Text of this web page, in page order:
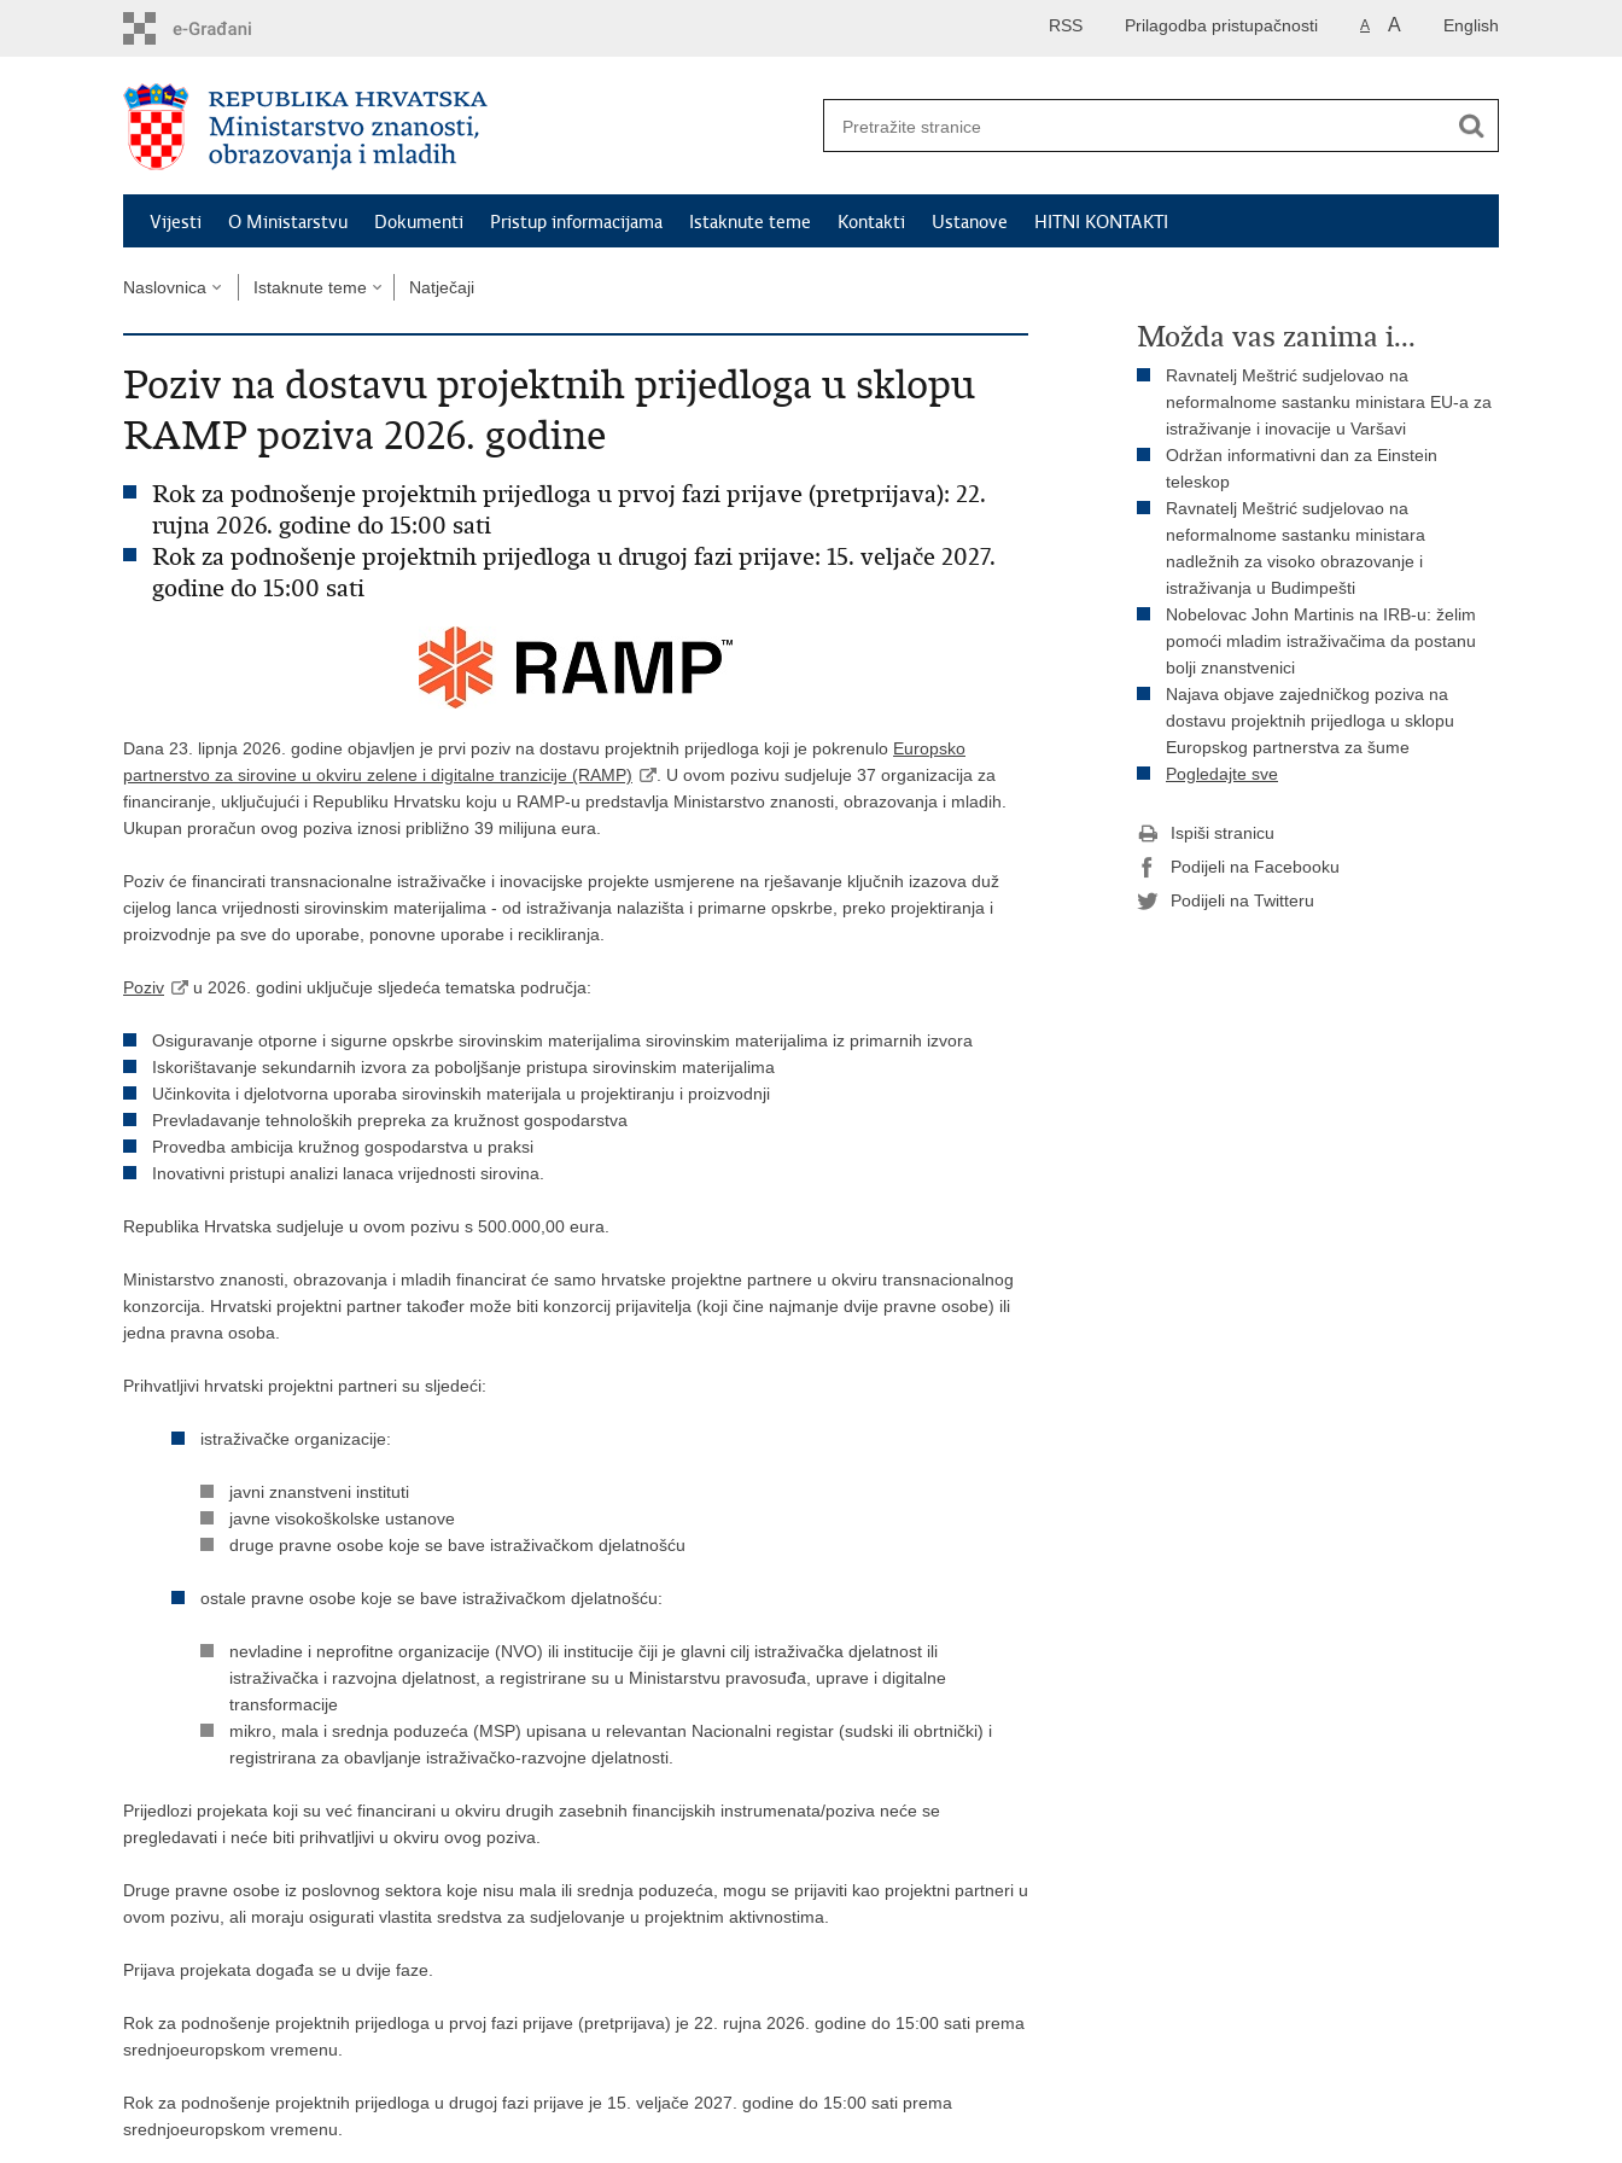
English
A A
Prilagodba pristupačnosti
RSS
Vijesti O Ministarstvu Dokumenti Pristup informacijama Istaknute teme Kontakti Ustanove HITNI KONTAKTI
Naslovnica Istaknute teme Natječaji
Poziv na dostavu projektnih prijedloga u sklopu
RAMP poziva 2026. godine
Rok za podnošenje projektnih prijedloga u prvoj fazi prijave (pretprijava): 22.
rujna 2026. godine do 15:00 sati
Rok za podnošenje projektnih prijedloga u drugoj fazi prijave: 15. veljače 2027.
godine do 15:00 sati
Dana 23. lipnja 2026. godine objavljen je prvi poziv na dostavu projektnih prijedloga koji je pokrenulo Europsko
partnerstvo za sirovine u okviru zelene i digitalne tranzicije (RAMP)
. U ovom pozivu sudjeluje 37 organizacija za
financiranje, uključujući i Republiku Hrvatsku koju u RAMP-u predstavlja Ministarstvo znanosti, obrazovanja i mladih.
Ukupan proračun ovog poziva iznosi približno 39 milijuna eura.
Poziv će financirati transnacionalne istraživačke i inovacijske projekte usmjerene na rješavanje ključnih izazova duž
cijelog lanca vrijednosti sirovinskim materijalima - od istraživanja nalazišta i primarne opskrbe, preko projektiranja i
proizvodnje pa sve do uporabe, ponovne uporabe i recikliranja.
Poziv u 2026. godini uključuje sljedeća tematska područja:
Osiguravanje otporne i sigurne opskrbe sirovinskim materijalima sirovinskim materijalima iz primarnih izvora
Iskorištavanje sekundarnih izvora za poboljšanje pristupa sirovinskim materijalima
Učinkovita i djelotvorna uporaba sirovinskih materijala u projektiranju i proizvodnji
Prevladavanje tehnoloških prepreka za kružnost gospodarstva
Provedba ambicija kružnog gospodarstva u praksi
Inovativni pristupi analizi lanaca vrijednosti sirovina.
Republika Hrvatska sudjeluje u ovom pozivu s 500.000,00 eura.
Ministarstvo znanosti, obrazovanja i mladih financirat će samo hrvatske projektne partnere u okviru transnacionalnog
konzorcija. Hrvatski projektni partner također može biti konzorcij prijavitelja (koji čine najmanje dvije pravne osobe) ili
jedna pravna osoba.
Prihvatljivi hrvatski projektni partneri su sljedeći:
istraživačke organizacije:
javni znanstveni instituti
javne visokoškolske ustanove
druge pravne osobe koje se bave istraživačkom djelatnošću
ostale pravne osobe koje se bave istraživačkom djelatnošću:
nevladine i neprofitne organizacije (NVO) ili institucije čiji je glavni cilj istraživačka djelatnost ili
istraživačka i razvojna djelatnost, a registrirane su u Ministarstvu pravosuđa, uprave i digitalne
transformacije
mikro, mala i srednja poduzeća (MSP) upisana u relevantan Nacionalni registar (sudski ili obrtnički) i
registrirana za obavljanje istraživačko-razvojne djelatnosti.
Prijedlozi projekata koji su već financirani u okviru drugih zasebnih financijskih instrumenata/poziva neće se
pregledavati i neće biti prihvatljivi u okviru ovog poziva.
Druge pravne osobe iz poslovnog sektora koje nisu mala ili srednja poduzeća, mogu se prijaviti kao projektni partneri u
ovom pozivu, ali moraju osigurati vlastita sredstva za sudjelovanje u projektnim aktivnostima.
Prijava projekata događa se u dvije faze.
Rok za podnošenje projektnih prijedloga u prvoj fazi prijave (pretprijava) je 22. rujna 2026. godine do 15:00 sati prema
srednjoeuropskom vremenu.
Rok za podnošenje projektnih prijedloga u drugoj fazi prijave je 15. veljače 2027. godine do 15:00 sati prema
srednjoeuropskom vremenu.
Možda vas zanima i...
Ravnatelj Meštrić sudjelovao na
neformalnome sastanku ministara EU-a za
istraživanje i inovacije u Varšavi
Održan informativni dan za Einstein
teleskop
Ravnatelj Meštrić sudjelovao na
neformalnome sastanku ministara
nadležnih za visoko obrazovanje i
istraživanja u Budimpešti
Nobelovac John Martinis na IRB-u: želim
pomoći mladim istraživačima da postanu
bolji znanstvenici
Najava objave zajedničkog poziva na
dostavu projektnih prijedloga u sklopu
Europskog partnerstva za šume
Pogledajte sve
Ispiši stranicu
Podijeli na Facebooku
Podijeli na Twitteru